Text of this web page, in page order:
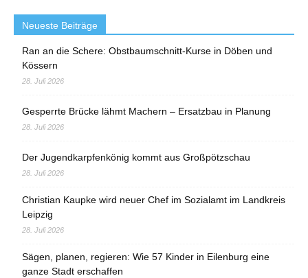
Neueste Beiträge
Ran an die Schere: Obstbaumschnitt-Kurse in Döben und
Kössern
28. Juli 2026
Gesperrte Brücke lähmt Machern – Ersatzbau in Planung
28. Juli 2026
Der Jugendkarpfenkönig kommt aus Großpötzschau
28. Juli 2026
Christian Kaupke wird neuer Chef im Sozialamt im Landkreis
Leipzig
28. Juli 2026
Sägen, planen, regieren: Wie 57 Kinder in Eilenburg eine
ganze Stadt erschaffen